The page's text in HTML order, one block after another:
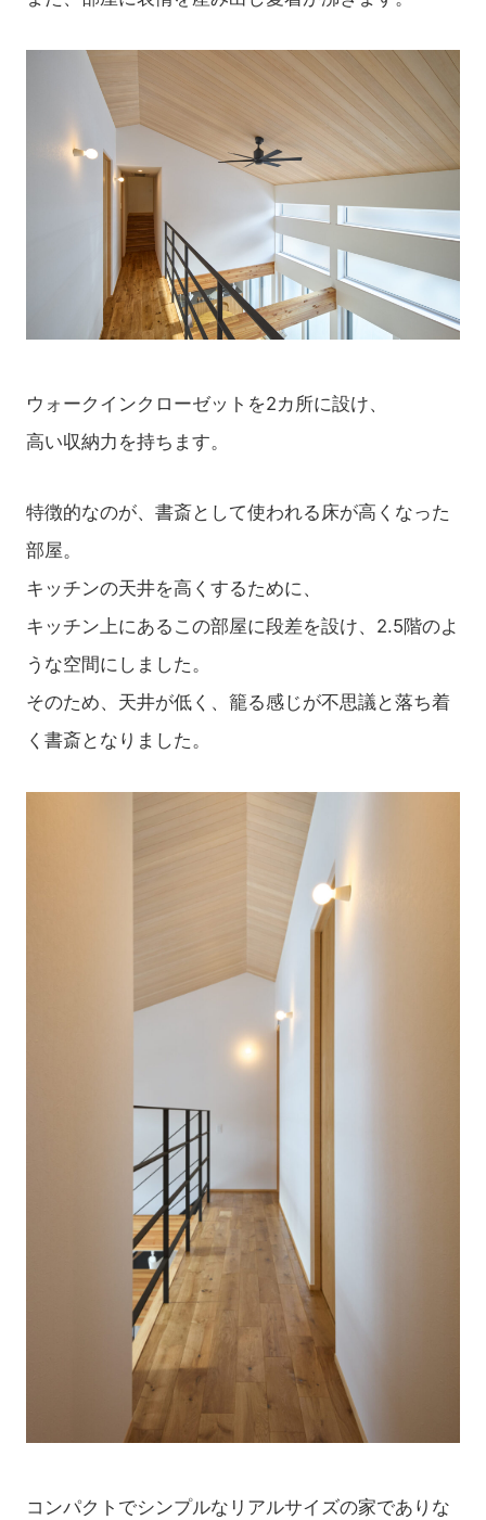
ウォークインクローゼットを2カ所に設け、
高い収納力を持ちます。
特徴的なのが、書斎として使われる床が高くなった
部屋。
キッチンの天井を高くするために、
キッチン上にあるこの部屋に段差を設け、2.5階のよ
うな空間にしました。
そのため、天井が低く、籠る感じが不思議と落ち着
く書斎となりました。
コンパクトでシンプルなリアルサイズの家でありな